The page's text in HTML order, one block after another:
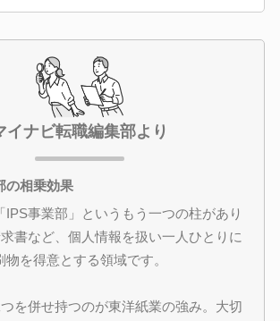
イナビ転職編集部より
の相乗効果
IPS事業部」というもう一つの柱があり
書など、個人情報を扱い一人ひとりに
物を得意とする領域です。
を併せ持つのが東洋紙業の強み。大切